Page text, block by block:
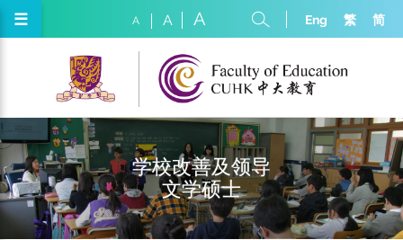
☰ A A A Eng 繁 简
学校改善及领导
文学硕士